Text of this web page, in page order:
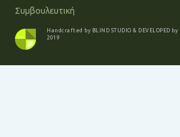
Συμβουλευτική
Handcrafted by BLIND STUDIO & DEVELOPED by
2019